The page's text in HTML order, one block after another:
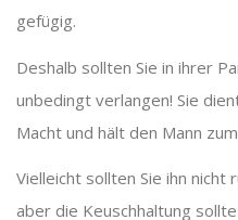
gefügig.
Deshalb sollten Sie in ihrer
unbedingt verlangen! Sie
Macht und hält den Mann
Vielleicht sollten Sie ihn nicht
aber die Keuschhaltung